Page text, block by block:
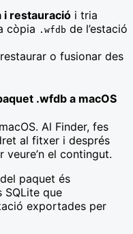
i restauració i tria
còpia .wfdb de l’estació
o fusionar des
.wfdb a macOS
Al Finder, fes
al fitxer i després
veure’n el contingut.
paquet és
SQLite que
exportades per